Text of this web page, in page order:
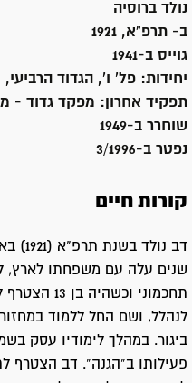
נולד ברוסיה
ב- תרפ"א, 1921
גוייס ב-1941
יחידות: פל' ו', הגדוד
תפקיד אחרון: מפקד גדוד -
שוחרר ב-1949
נפטר ב-3/1996
קורות חיים
דב
שנים עלה עם משפחתו לארץ,
לנהלל, ושם החל ללמוד
ביגור. במהלך לימודיו עסק
פעילותו ב"הגנה". דב הצטרף